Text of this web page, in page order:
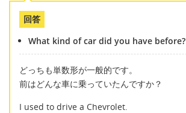
回答
What kind of car did you have before?
どっちも単数形が一般的です。
前はどんな車に乗っていたんですか？
I used to drive a Chevrolet.